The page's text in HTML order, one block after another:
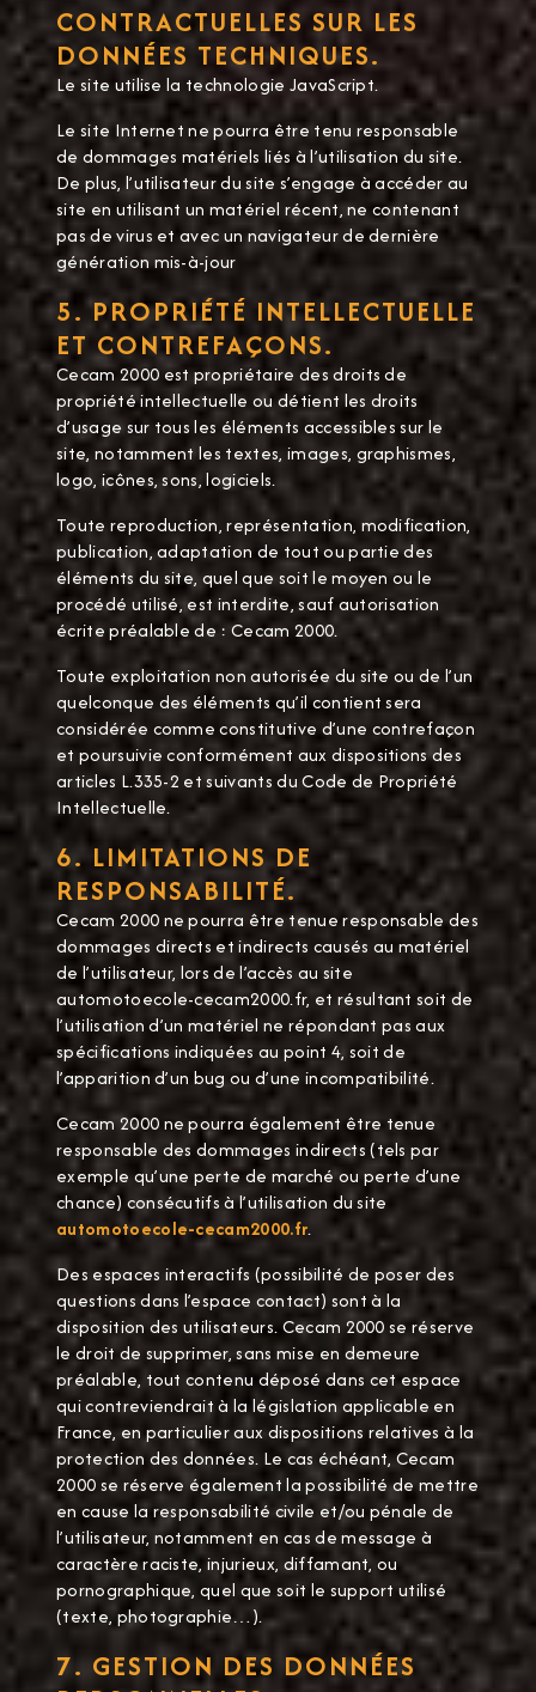
CONTRACTUELLES SUR LES
DONNÉES TECHNIQUES.
Le site utilise la technologie JavaScript.
Le site Internet ne pourra être tenu responsable
de dommages matériels liés à l’utilisation du site.
De plus, l’utilisateur du site s’engage à accéder au
site en utilisant un matériel récent, ne contenant
pas de virus et avec un navigateur de dernière
génération mis-à-jour
5. PROPRIÉTÉ INTELLECTUELLE
ET CONTREFAÇONS.
Cecam 2000 est propriétaire des droits de
propriété intellectuelle ou détient les droits
d’usage sur tous les éléments accessibles sur le
site, notamment les textes, images, graphismes,
logo, icônes, sons, logiciels.
Toute reproduction, représentation, modification,
publication, adaptation de tout ou partie des
éléments du site, quel que soit le moyen ou le
procédé utilisé, est interdite, sauf autorisation
écrite préalable de : Cecam 2000.
Toute exploitation non autorisée du site ou de l’un
quelconque des éléments qu’il contient sera
considérée comme constitutive d’une contrefaçon
et poursuivie conformément aux dispositions des
articles L.335-2 et suivants du Code de Propriété
Intellectuelle.
6. LIMITATIONS DE
RESPONSABILITÉ.
Cecam 2000 ne pourra être tenue responsable des
dommages directs et indirects causés au matériel
de l’utilisateur, lors de l’accès au site
automotoecole-cecam2000.fr, et résultant soit de
l’utilisation d’un matériel ne répondant pas aux
spécifications indiquées au point 4, soit de
l’apparition d’un bug ou d’une incompatibilité.
Cecam 2000 ne pourra également être tenue
responsable des dommages indirects (tels par
exemple qu’une perte de marché ou perte d’une
chance) consécutifs à l’utilisation du site
automotoecole-cecam2000.fr.
Des espaces interactifs (possibilité de poser des
questions dans l’espace contact) sont à la
disposition des utilisateurs. Cecam 2000 se réserve
le droit de supprimer, sans mise en demeure
préalable, tout contenu déposé dans cet espace
qui contreviendrait à la législation applicable en
France, en particulier aux dispositions relatives à la
protection des données. Le cas échéant, Cecam
2000 se réserve également la possibilité de mettre
en cause la responsabilité civile et/ou pénale de
l’utilisateur, notamment en cas de message à
caractère raciste, injurieux, diffamant, ou
pornographique, quel que soit le support utilisé
(texte, photographie…).
7. GESTION DES DONNÉES